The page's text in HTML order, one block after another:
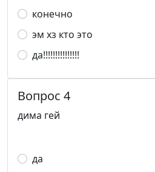
конечно
эм хз кто это
да!!!!!!!!!!!!!!!
Вопрос 4
дима гей
да